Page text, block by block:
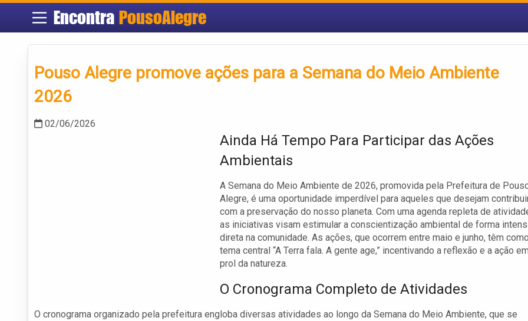
Encontra PousoAlegre
Pouso Alegre promove ações para a Semana do Meio Ambiente
2026
02/06/2026
Ainda Há Tempo Para Participar das Ações
Ambientais
A Semana do Meio Ambiente de 2026, promovida pela Prefeitura de
Alegre, é uma oportunidade imperdível para aqueles que desejam
com a preservação do nosso planeta. Com uma agenda repleta de
as iniciativas visam estimular a conscientização ambiental de forma
direta na comunidade. As ações, que ocorrem entre maio e junho, têm
tema central “A Terra fala. A gente age,” incentivando a reflexão e a ação
prol da natureza.
O Cronograma Completo de Atividades
O cronograma organizado pela prefeitura engloba diversas atividades ao longo da Semana do Meio Ambiente, que se